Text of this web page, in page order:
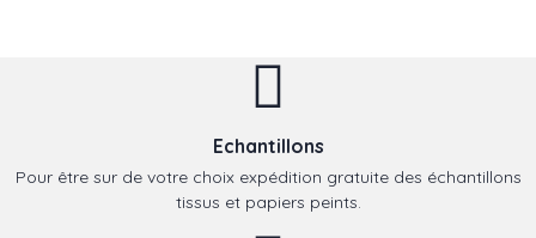
Echantillons
Pour être sur de votre choix expédition gratuite des échantillons
tissus et papiers peints.